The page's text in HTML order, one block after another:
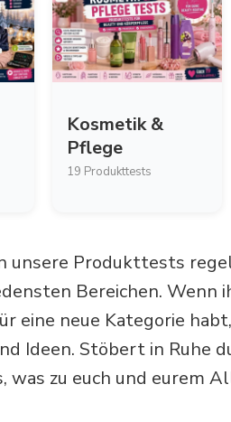
Kosmetik &
Pflege
19 Produkttests
unsere Produkttests
Bereichen.
eine neue Kategorie
Ideen. Stöbert in Ruhe
was zu euch und eurem